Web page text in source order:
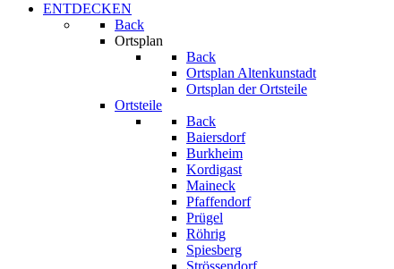
ENTDECKEN
Back
Ortsplan
Back
Ortsplan Altenkunstadt
Ortsplan der Ortsteile
Ortsteile
Back
Baiersdorf
Burkheim
Kordigast
Maineck
Pfaffendorf
Prügel
Röhrig
Spiesberg
Strössendorf